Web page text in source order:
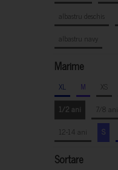
albastru deschis
albastru navy
Marime
XL M XS
1/2 ani
7/8 ani
12-14 ani
S
Sortare